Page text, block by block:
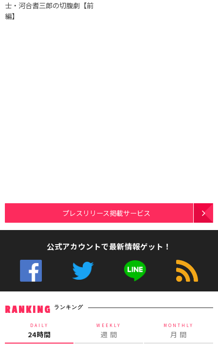
士・河合耆三郎の切腹劇【前
編】
プレスリリース掲載サービス
公式アカウントで最新情報ゲット！
RANKING ランキング
DAILY
24時間
WEEKLY
週 間
MONTHLY
月 間